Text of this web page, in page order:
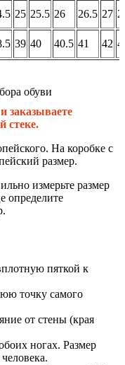
25 25.5 26 26.5 27
39 40 40.5 41 42
заказываете
стеке.
На коробке с
размер.
измерьте размер
определите
пяткой к
точку самого
от стены (края
ногах. Размер